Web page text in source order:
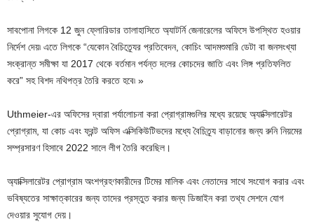
সাবপোনা লিগকে 12 জুন ফ্লোরিডার তালাহাসিতে অ্যাটর্নি জেনারেলের অফিসে উপস্থিত হওয়ার
নির্দেশ দেয়৷ এতে লিগকে “যেকোন বৈচিত্র্যের প্রতিবেদন, কোচিং আদমশুমারি ডেটা বা জনসংখ্যা
সংক্রান্ত সমীক্ষা যা 2017 থেকে বর্তমান পর্যন্ত দলের কোচদের জাতি এবং লিঙ্গ প্রতিফলিত
করে” সহ বিশদ নথিপত্র তৈরি করতে হবে৷ »
Uthmeier-এর অফিসের দ্বারা পর্যালোচনা করা প্রোগ্রামগুলির মধ্যে রয়েছে অ্যাক্সিলারেটর
প্রোগ্রাম, যা কোচ এবং ফ্রন্ট অফিস এক্সিকিউটিভদের মধ্যে বৈচিত্র্য বাড়ানোর জন্য রুনি নিয়মের
সম্প্রসারণ হিসাবে 2022 সালে লীগ তৈরি করেছিল।
অ্যাক্সিলারেটর প্রোগ্রাম অংশগ্রহণকারীদের টিমের মালিক এবং নেতাদের সাথে সংযোগ করার এবং
ভবিষ্যতের সাক্ষাত্কারের জন্য তাদের প্রস্তুত করার জন্য ডিজাইন করা তথ্য সেশনে যোগ
দেওয়ার সুযোগ দেয়।